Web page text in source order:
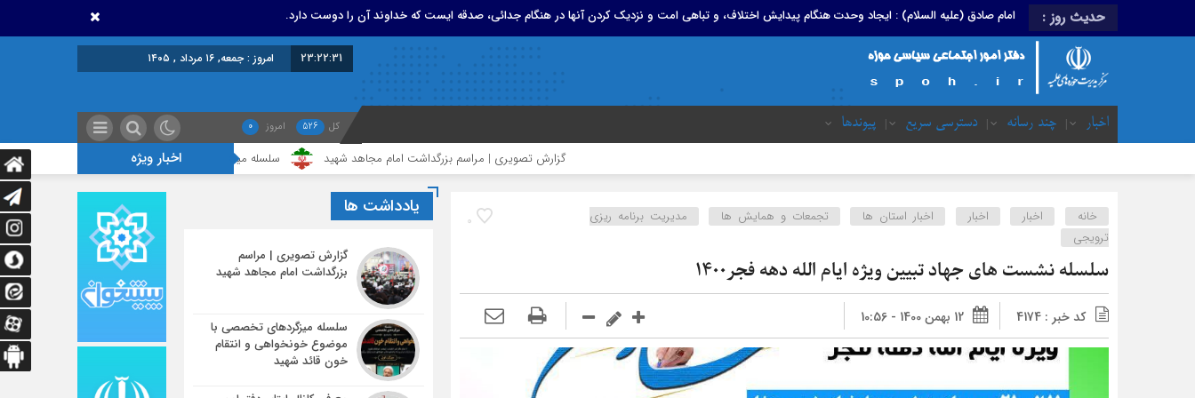
حدیث روز : امام صادق (علیه السلام) : ایجاد وحدت هنگام پیدایش اختلاف، و تباهی امت و نزدیک کردن آنها در هنگام جدائی، صدقه ایست که خداوند آن را دوست دارد.
23:22:31 امروز : جمعه, ۱۶ مرداد , ۱۴۰۵
اخبار چند رسانه دسترسی سریع پیوندها کل 526 امروز 0
اخبار ویژه گزارش تصویری | مراسم بزرگداشت امام مجاهد شهید سلسله میزگردهای تخصصی با موضوع خونخواهی و انتقام خون قائد شهید
0 خانه اخبار اخبار اخبار استان ها تجمعات و همایش ها
مدیریت برنامه ریزی
ترویجی
سلسله نشست های جهاد تبیین ویژه ایام الله دهه فجر1400
کد خبر : 4174 12 بهمن 1400 - 10:56
یادداشت ها
گزارش تصویری | مراسم
بزرگداشت امام مجاهد شهید
سلسله میزگردهای تخصصی با
موضوع خونخواهی و انتقام
خون قائد شهید